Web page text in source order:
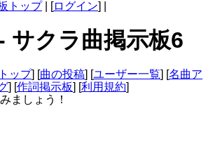
トップ| [ログイン] |
サクラ曲掲示板6
ップ] [曲の投稿] [ユーザー一覧] [名曲ア
] [作詞掲示板] [利用規約]
ましょう！